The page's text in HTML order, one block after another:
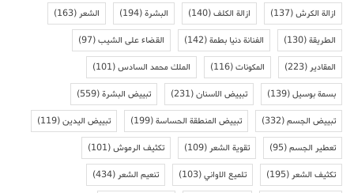
ازالة الكرش(137) ازالة الكلف(140) البشرة(194) الشعر(163)
الطريقة(130) الفنانة دنيا بطمة(142) القضاء على الشيب(97)
المقادير(223) المكونات(116) الملك محمد السادس(101)
بسمة بوسيل(139) تبييض الاسنان(231) تبييض البشرة(559)
تبييض الجسم(332) تبييض المنطقة الحساسة(199) تبييض اليدين(119)
تعطير الجسم(95) تقوية الشعر(109) تكثيف الرموش(101)
تكثيف الشعر(195) تلميع الاواني(103) تنعيم الشعر(434)